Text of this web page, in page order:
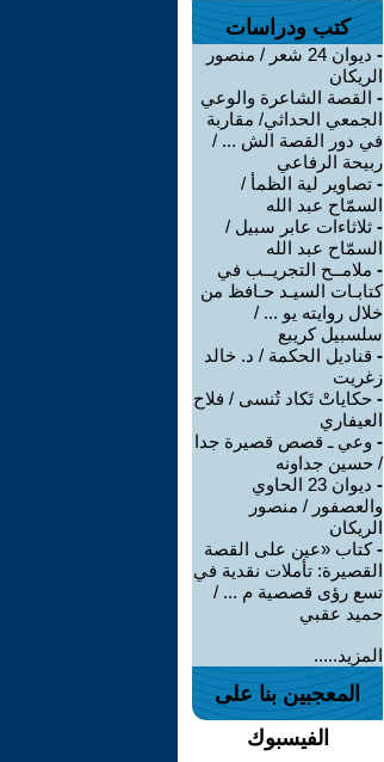
كتب ودراسات
-
ديوان 24 شعر / منصور
الريكان
- القصة الشاعرة والوعي
الجمعي الحداثي/ مقاربة
في دور القصة الش ... /
ربيحة الرفاعي
- تصاوير لية الظمأ /
السمّاح عبد الله
- ثلاثاءات عابر سبيل /
السمّاح عبد الله
- ملامــح التجريــب في
كتابـات السيـد حـافظ من
خلال روايته يو ... /
سلسبيل كريبع
- قناديل الحكمة / د. خالد
زغريت
- حكاياتْ تَكاد تُنسى / فلاح
العيفاري
- وعي ـ قصص قصيرة جدا
/ حسين جداونه
-
ديوان 23 الحاوي
والعصفور / منصور
الريكان
-كتاب «عين على القصة
القصيرة: تأملات نقدية في
تسع رؤى قصصية م ... /
حميد عقبي
المزيد.....
المعجبين بنا على
الفيسبوك